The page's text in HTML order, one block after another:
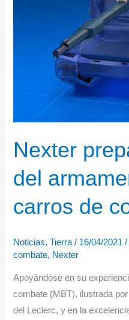
Nexter
del
carros de
Noticias,Tierra / 16/04/2021/
combate, Nexter
Apoyándose en su
combate (MBT), ilustrada
del Leclerc, y en la